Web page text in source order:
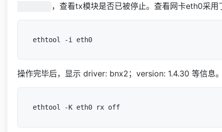
，查看tx模块是否已被停止。查看网卡eth0采用
ethtool -i eth0
操作完毕后，显示 driver: bnx2；version: 1.4.30 等信息
ethtool -K eth0 rx off